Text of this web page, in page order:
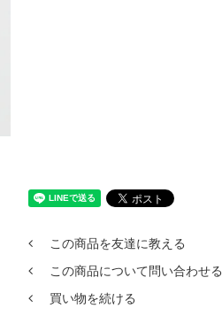
この商品を友達に教える
この商品について問い合わせる
買い物を続ける